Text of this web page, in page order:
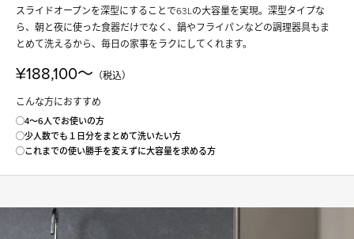
スライドオープンを深型にすることで63Lの大容量を実現。深型タイプな
ら、朝と夜に使った食器だけでなく、鍋やフライパンなどの調理器具もま
とめて洗えるから、毎日の家事をラクにしてくれます。
¥188,100〜 （税込）
こんな方におすすめ
◯4〜6人でお使いの方
◯少人数でも１日分をまとめて洗いたい方
◯これまでの使い勝手を変えずに大容量を求める方